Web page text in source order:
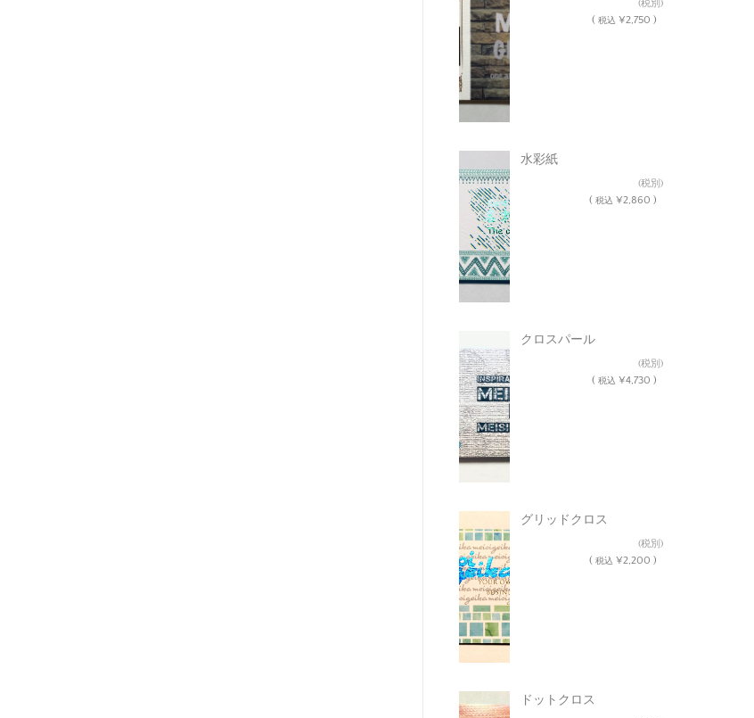
(税別)
( 税込 ¥2,750 )
水彩紙
(税別)
( 税込 ¥2,860 )
クロスパール
(税別)
( 税込 ¥4,730 )
グリッドクロス
(税別)
( 税込 ¥2,200 )
ドットクロス